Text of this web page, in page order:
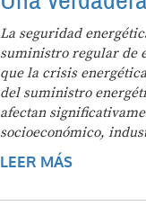
La seguridad
suministro regular de
que la crisis
del suministro
afectan
socioeconómico,
LEER MÁS